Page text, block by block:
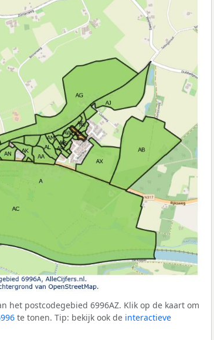
het postcodegebied 6996AZ. Klik op de kaart om
te tonen. Tip: bekijk ook de interactieve